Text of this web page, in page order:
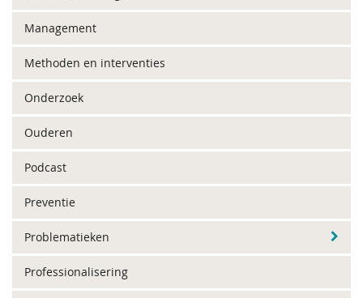
Management
Methoden en interventies
Onderzoek
Ouderen
Podcast
Preventie
Problematieken
Professionalisering